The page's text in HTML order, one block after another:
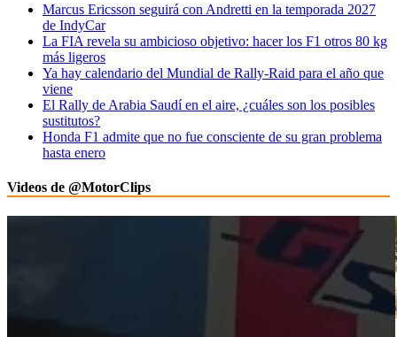
Marcus Ericsson seguirá con Andretti en la temporada 2027
de IndyCar
La FIA revela su ambicioso objetivo: hacer los F1 otros 80 kg
más ligeros
Ya hay calendario del Mundial de Rally-Raid para el año que
viene
El Rally de Arabia Saudí en el aire, ¿cuáles son los posibles
sustitutos?
Honda F1 admite que no fue consciente de su gran problema
hasta enero
Videos de @MotorClips